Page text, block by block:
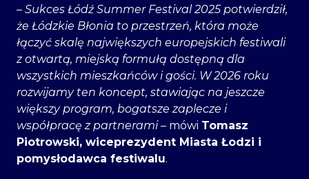
– Sukces Łódź Summer Festival 2025 potwierdził,
że Łódzkie Błonia to przestrzeń, która może
łączyć skalę największych europejskich festiwali
z otwartą, miejską formułą dostępną dla
wszystkich mieszkańców i gości. W 2026 roku
rozwijamy ten koncept, stawiając na jeszcze
większy program, bogatsze zaplecze i
współpracę z partnerami– mówi Tomasz
Piotrowski, wiceprezydent Miasta Łodzi i
pomysłodawca festiwalu.